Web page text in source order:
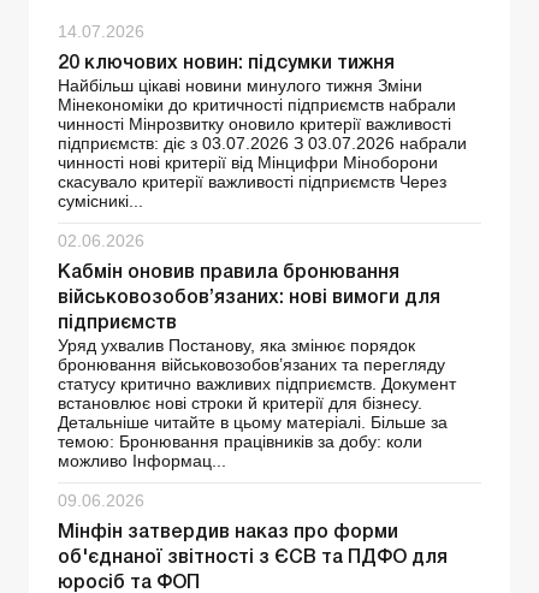
14.07.2026
20 ключових новин: підсумки тижня
Найбільш цікаві новини минулого тижня Зміни
Мінекономіки до критичності підприємств набрали
чинності Мінрозвитку оновило критерії важливості
підприємств: діє з 03.07.2026 З 03.07.2026 набрали
чинності нові критерії від Мінцифри Міноборони
скасувало критерії важливості підприємств Через
сумісникі...
02.06.2026
Кабмін оновив правила бронювання
військовозобов’язаних: нові вимоги для
підприємств
Уряд ухвалив Постанову, яка змінює порядок
бронювання військовозобов’язаних та перегляду
статусу критично важливих підприємств. Документ
встановлює нові строки й критерії для бізнесу.
Детальніше читайте в цьому матеріалі. Більше за
темою: Бронювання працівників за добу: коли
можливо Інформац...
09.06.2026
Мінфін затвердив наказ про форми
об'єднаної звітності з ЄСВ та ПДФО для
юросіб та ФОП